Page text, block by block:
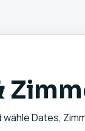
Dates,